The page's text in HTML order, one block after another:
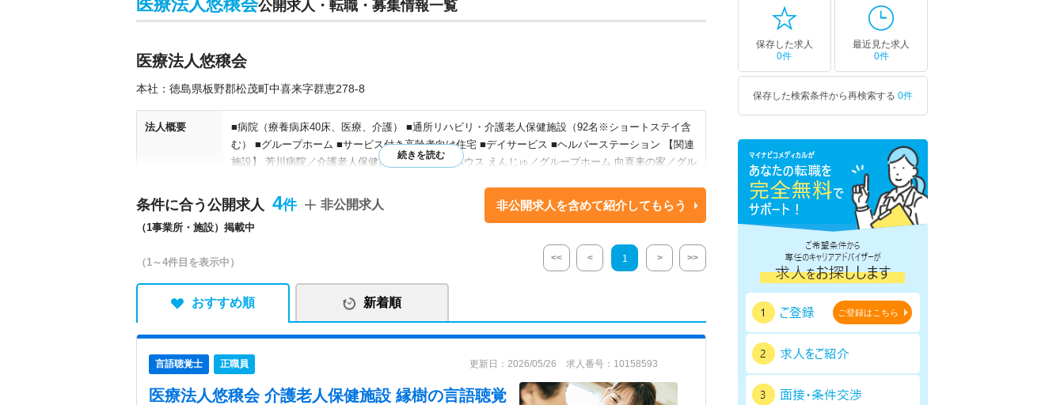
医療法人悠穣会公開求人・転職・募集情報一覧
医療法人悠穣会
本社：徳島県板野郡松茂町中喜来字群恵278-8
法人概要
■病院（療養病床40床、医療、介護） ■通所リハビリ・介護老人保健施設（92名※ショートステイ含
む） ■グループホーム ■サービス付き高齢者向け住宅 ■デイサービス ■ヘルパーステーション 【関連
施設】 芳川病院／介護老人保健施設 緑樹／ケアハウス えんじゅ／グループホーム 向喜来の家／グル
特色
地域に根差した施設を運営し、高い質で安心していただけるサービスを提供できるよう努めている法
人です。利用者の尊厳を尊重し、自立した生活が送られるようサポートを行っております。
条件に合う公開求人 4
（1事業所・施設）掲載中
非公開求人 非公開求人を含めて紹介してもらう
（1～4件目を表示中） << < 1 > >>
おすすめ順 新着順
言語聴覚士 正職員 更新日：2026/05/26 求人番号：10158593
医療法人悠穣会 介護老人保健施設 縁樹の言語聴覚
保存した求人
0件
最近見た求人
0件
保存した検索条件から再検索する 0件
ご登録はこちら